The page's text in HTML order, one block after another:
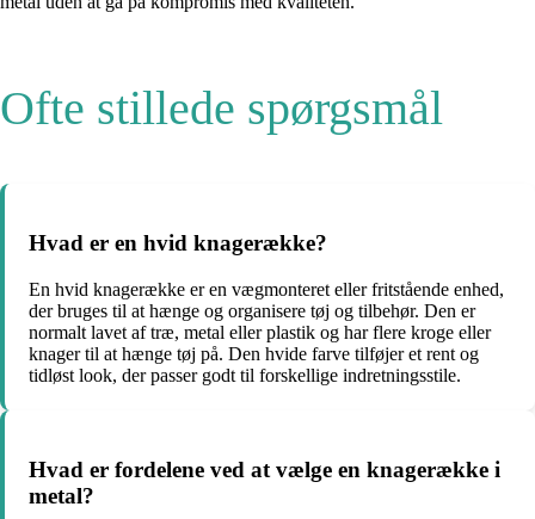
Ofte stillede spørgsmål
Hvad er en hvid knagerække?
En hvid knagerække er en vægmonteret eller fritstående enhed,
der bruges til at hænge og organisere tøj og tilbehør. Den er
normalt lavet af træ, metal eller plastik og har flere kroge eller
knager til at hænge tøj på. Den hvide farve tilføjer et rent og
tidløst look, der passer godt til forskellige indretningsstile.
Hvad er fordelene ved at vælge en knagerække i
metal?